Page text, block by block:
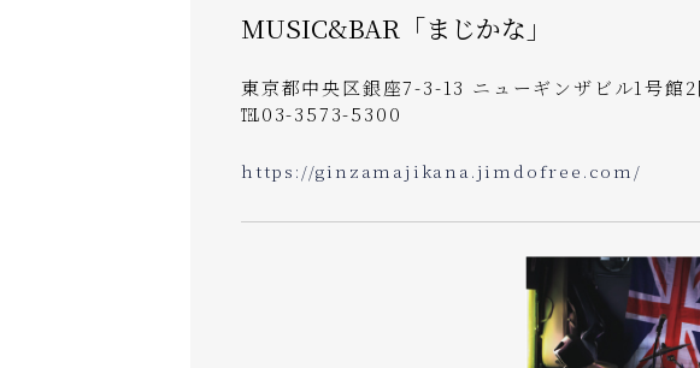
MUSIC&BAR「まじかな」
東京都中央区銀座7-3-13 ニューギンザビル1号館2
℡03-3573-5300
https://ginzamajikana.jimdofree.com/